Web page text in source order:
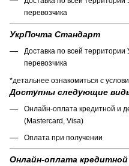
перевозчика
УкрПочта Стандарт
Доставка по всей
перевозчика
*детальнее ознакомиться с
Доступны следующие
Онлайн-оплата кредитной и
(Mastercard, Visa)
Оплата при получении
Онлайн-оплата